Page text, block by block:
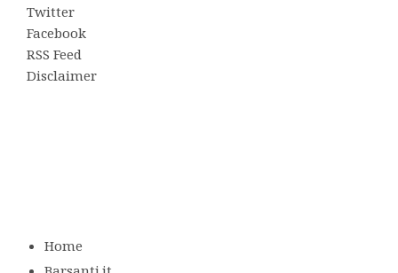
Twitter
Facebook
RSS Feed
Disclaimer
Home